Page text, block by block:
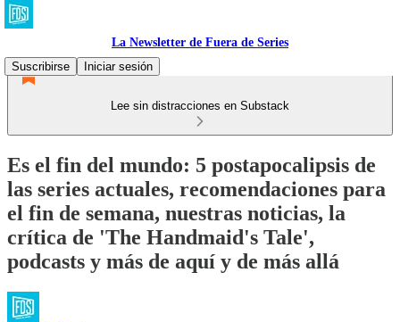
La Newsletter de Fuera de Series
Suscribirse
Iniciar sesión
Lee sin distracciones en Substack
Es el fin del mundo: 5 postapocalipsis de
las series actuales, recomendaciones para
el fin de semana, nuestras noticias, la
crítica de 'The Handmaid's Tale',
podcasts y más de aquí y de más allá